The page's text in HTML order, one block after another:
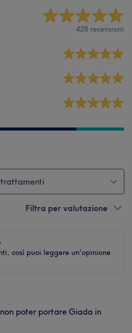
428 recensioni
Filtra per valutazione
così puoi leggere un'opinione
poter portare Giada in